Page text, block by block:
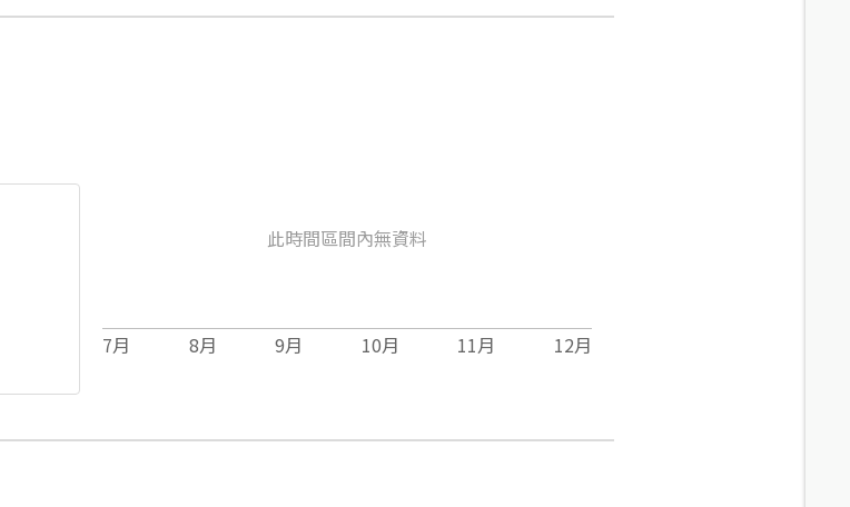
此時間區間內無資料
7月 8月 9月 10月 11月 12月